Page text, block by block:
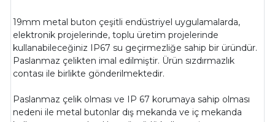
19mm metal buton çeşitli endüstriyel uygulamalarda,
elektronik projelerinde, toplu üretim projelerinde
kullanabileceğiniz IP67 su geçirmezliğe sahip bir üründür.
Paslanmaz çelikten imal edilmiştir. Ürün sızdırmazlık
contası ile birlikte gönderilmektedir.
Paslanmaz çelik olması ve IP 67 korumaya sahip olması
nedeni ile metal butonlar dış mekanda ve iç mekanda